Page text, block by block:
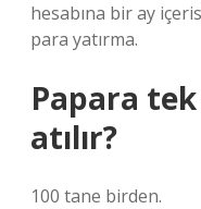
hesabına bir ay
para yatırma.
Papara
atılır?
100 tane birden.